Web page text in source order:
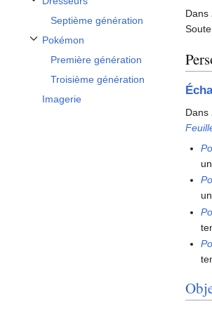
Afficher / masquer la sous-section Dresseurs
Septième génération
Pokémon
Afficher / masquer la sous-section Pokémon
Première génération
Troisième génération
Imagerie
Dans
Dans
un